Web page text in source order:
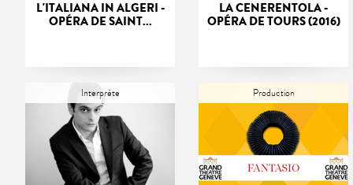
L'ITALIANA IN ALGERI -
OPÉRA DE SAINT...
LA CENERENTOLA -
OPÉRA DE TOURS (2016)
Interprète Production